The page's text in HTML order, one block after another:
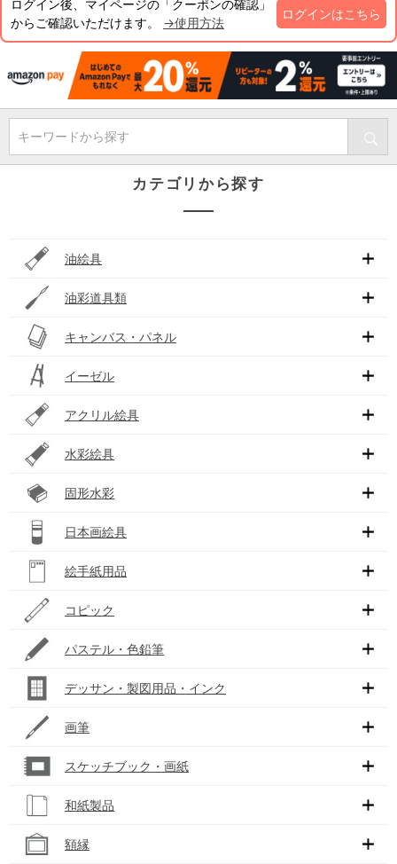
ログイン後、マイページの「クーポンの確認」
からご確認いただけます。 →使用方法
ログインはこちら
キーワードから探す
カテゴリから探す
油絵具
油彩道具類
キャンバス・パネル
イーゼル
アクリル絵具
水彩絵具
固形水彩
日本画絵具
絵手紙用品
コピック
パステル・色鉛筆
デッサン・製図用品・インク
画筆
スケッチブック・画紙
和紙製品
額縁